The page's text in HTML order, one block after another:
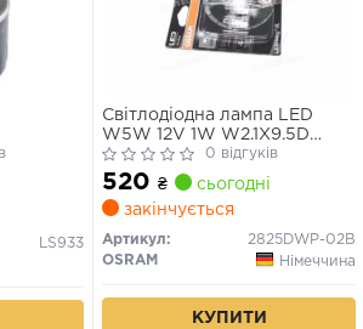
LS933
Світлодіодна лампа LED
W5W 12V 1W W2.1X9.5D
LEDriving SL (blister 2шт)
(вир-во OSRAM)
0 відгуків
520 ₴
сьогодні
закінчується
Артикул:
2825DWP-02B
OSRAM
Німеччина
КУПИТИ